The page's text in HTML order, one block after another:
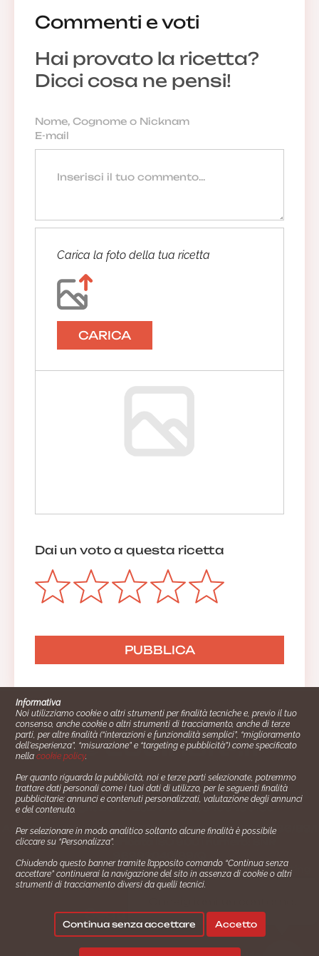
Commenti e voti
Hai provato la ricetta?
Dicci cosa ne pensi!
Carica la foto della tua ricetta
CARICA
Dai un voto a questa ricetta
Cucinare.it è un marchio commerciale di Impiego24.it s.r.l.
copyright 2014 - 2024 P.IVA: 03406490130
Azienda certiﬁcata ISO 27001 numero: SNR 73140386/89/I
- Azienda certiﬁcata ISO 9001 numero: SNR
Gestione consensi e categorie merceologiche marketing
Seguici su:
Informativa
Noi utilizziamo cookie o altri strumenti per finalità tecniche e, previo il tuo
consenso, anche cookie o altri strumenti di tracciamento, anche di terze
parti, per altre finalità (“interazioni e funzionalità semplici”, “miglioramento
dell'esperienza”, “misurazione” e “targeting e pubblicità”) come specificato
nellacookie policy.
Per quanto riguarda la pubblicità, noi e terze parti selezionate, potremmo
trattare dati personali come i tuoi dati di utilizzo, per le seguenti finalità
pubblicitarie: annunci e contenuti personalizzati, valutazione degli annunci
e del contenuto.
Per selezionare in modo analitico soltanto alcune finalità è possibile
cliccare su “Personalizza”.
Chiudendo questo banner tramite l’apposito comando “Continua senza
accettare” continuerai la navigazione del sito in assenza di cookie o altri
strumenti di tracciamento diversi da quelli tecnici.
Continua senza accettare Accetto